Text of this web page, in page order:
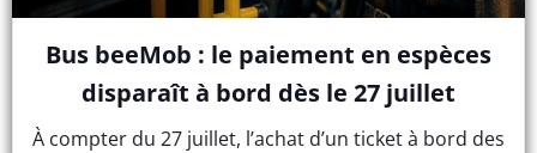
Bus beeMob : le paiement en espèces
disparaît à bord dès le 27 juillet
À compter du 27 juillet, l’achat d’un ticket à bord des